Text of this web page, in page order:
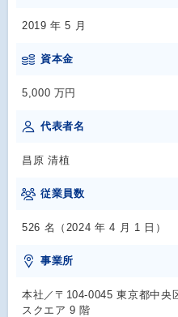
2019 年 5 月
資本金
5,000 万円
代表者名
昌原 清植
従業員数
526 名（2024 年 4 月 1 日）
事業所
本社／〒104-0045 東京都中央
スクエア 9 階